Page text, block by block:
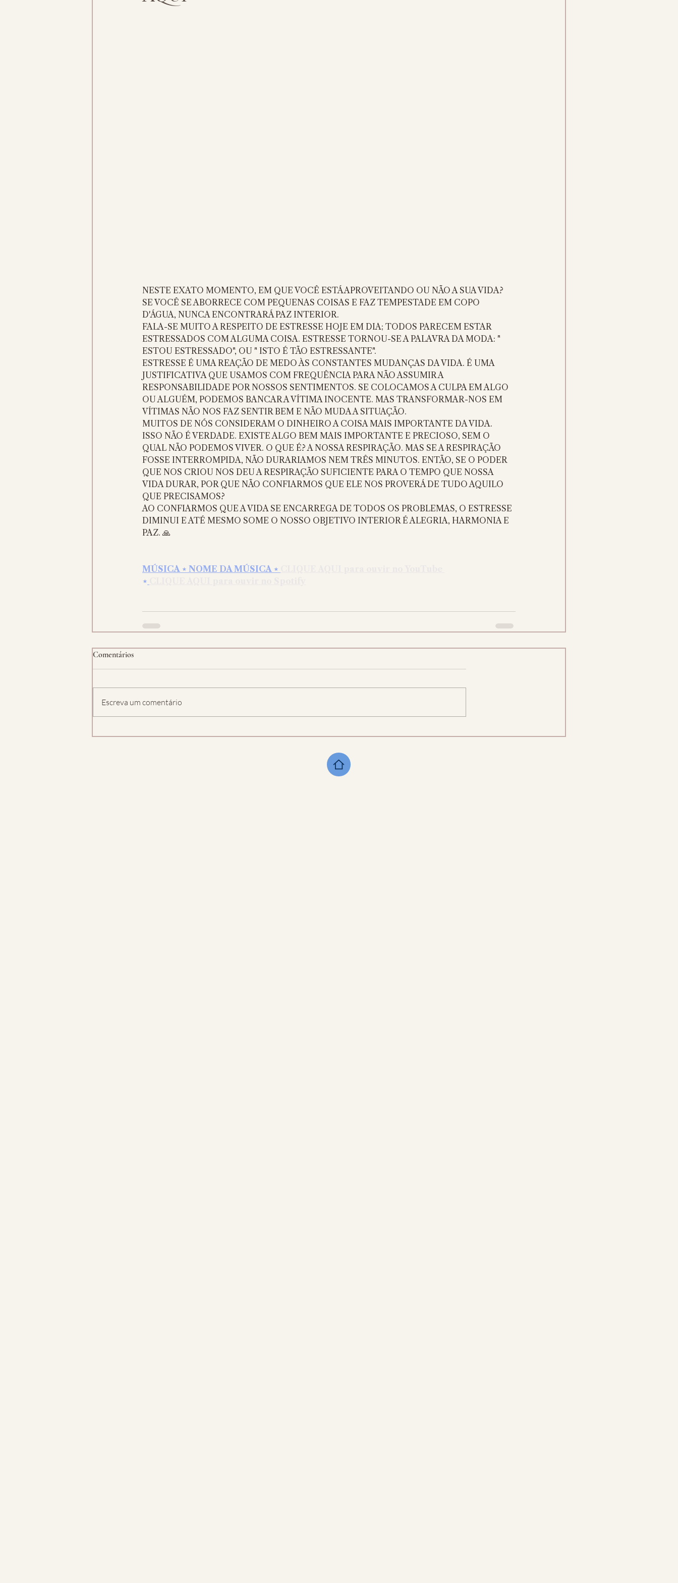
NESTE EXATO MOMENTO, EM QUE VOCÊ ESTÁ APROVEITANDO OU NÃO A SUA VIDA?
SE VOCÊ SE ABORRECE COM PEQUENAS COISAS E FAZ TEMPESTADE EM COPO
D'ÁGUA, NUNCA ENCONTRARÁ PAZ INTERIOR.
FALA-SE MUITO A RESPEITO DE ESTRESSE HOJE EM DIA; TODOS PARECEM ESTAR
ESTRESSADOS COM ALGUMA COISA. ESTRESSE TORNOU-SE A PALAVRA DA MODA: "
ESTOU ESTRESSADO", OU " ISTO É TÃO ESTRESSANTE".
ESTRESSE É UMA REAÇÃO DE MEDO ÀS CONSTANTES MUDANÇAS DA VIDA. É UMA
JUSTIFICATIVA QUE USAMOS COM FREQUÊNCIA PARA NÃO ASSUMIR A
RESPONSABILIDADE POR NOSSOS SENTIMENTOS. SE COLOCAMOS A CULPA EM ALGO
OU ALGUÉM, PODEMOS BANCAR A VÍTIMA INOCENTE. MAS TRANSFORMAR-NOS EM
VÍTIMAS NÃO NOS FAZ SENTIR BEM E NÃO MUDA A SITUAÇÃO.
MUITOS DE NÓS CONSIDERAM O DINHEIRO A COISA MAIS IMPORTANTE DA VIDA.
ISSO NÃO É VERDADE. EXISTE ALGO BEM MAIS IMPORTANTE E PRECIOSO, SEM O
QUAL NÃO PODEMOS VIVER. O QUE É? A NOSSA RESPIRAÇÃO. MAS SE A RESPIRAÇÃO
FOSSE INTERROMPIDA, NÃO DURARIAMOS NEM TRÊS MINUTOS. ENTÃO, SE O PODER
QUE NOS CRIOU NOS DEU A RESPIRAÇÃO SUFICIENTE PARA O TEMPO QUE NOSSA
VIDA DURAR, POR QUE NÃO CONFIARMOS QUE ELE NOS PROVERÁ DE TUDO AQUILO
QUE PRECISAMOS?
AO CONFIARMOS QUE A VIDA SE ENCARREGA DE TODOS OS PROBLEMAS, O ESTRESSE
DIMINUI E ATÉ MESMO SOME O NOSSO OBJETIVO INTERIOR É ALEGRIA, HARMONIA E
PAZ. 🙏
MÚSICA ⋆ NOME DA MÚSICA ⋆
⋆
Comentários
Escreva um comentário